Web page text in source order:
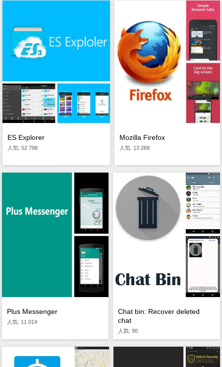
ES Explorer
人気: 52 798
Mozilla Firefox
人気: 13 268
Plus Messenger
人気: 11 014
Chat bin: Recover deleted
chat
人気: 90